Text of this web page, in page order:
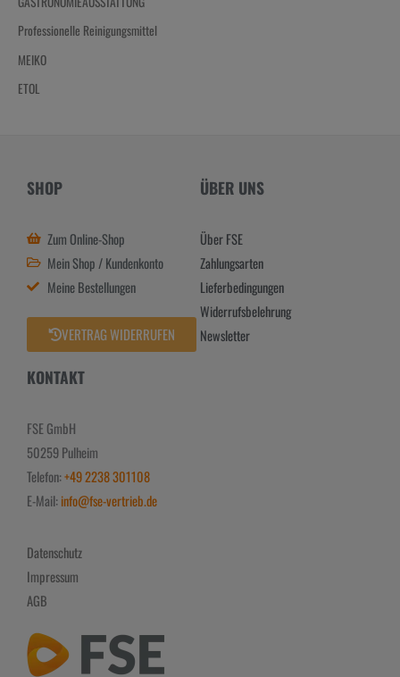
Professionelle Reinigungsmittel
MEIKO
ETOL
SHOP
Zum Online-Shop
Mein Shop / Kundenkonto
Meine Bestellungen
VERTRAG WIDERRUFEN
ÜBER UNS
Über FSE
Zahlungsarten
Lieferbedingungen
Widerrufsbelehrung
Newsletter
KONTAKT
FSE GmbH
50259 Pulheim
Telefon:+49 2238 301108
E-Mail:info@fse-vertrieb.de
Datenschutz
Impressum
AGB